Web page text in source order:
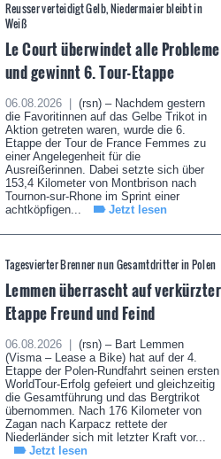
Reusser verteidigt Gelb, Niedermaier bleibt in
Weiß
Le Court überwindet alle Probleme
und gewinnt 6. Tour-Etappe
06.08.2026 |
(rsn) – Nachdem gestern
die Favoritinnen auf das Gelbe Trikot in
Aktion getreten waren, wurde die 6.
Etappe der Tour de France Femmes zu
einer Angelegenheit für die
Ausreißerinnen. Dabei setzte sich über
153,4 Kilometer von Montbrison nach
Tournon-sur-Rhone im Sprint einer
achtköpfigen...
Jetzt lesen
Tagesvierter Brenner nun Gesamtdritter in Polen
Lemmen überrascht auf verkürzter
Etappe Freund und Feind
06.08.2026 |
(rsn) – Bart Lemmen
(Visma – Lease a Bike) hat auf der 4.
Etappe der Polen-Rundfahrt seinen ersten
WorldTour-Erfolg gefeiert und gleichzeitig
die Gesamtführung und das Bergtrikot
übernommen. Nach 176 Kilometer von
Zagan nach Karpacz rettete der
Niederländer sich mit letzter Kraft vor...
Jetzt lesen